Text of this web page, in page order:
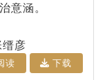
意涵。
彦
读 下载